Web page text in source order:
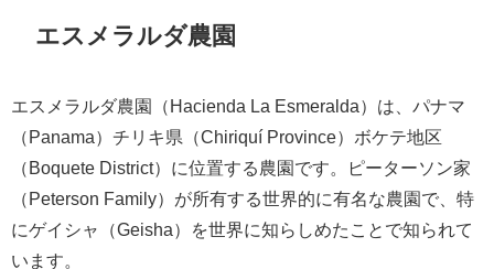
エスメラルダ農園
エスメラルダ農園（Hacienda La Esmeralda）は、パナマ
（Panama）チリキ県（Chiriquí Province）ボケテ地区
（Boquete District）に位置する農園です。ピーターソン家
（Peterson Family）が所有する世界的に有名な農園で、特
にゲイシャ（Geisha）を世界に知らしめたことで知られて
います。